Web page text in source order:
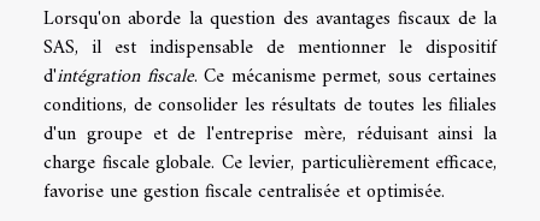
Lorsqu'on aborde la question des avantages fiscaux de la
SAS, il est indispensable de mentionner le dispositif
d'intégration fiscale. Ce mécanisme permet, sous certaines
conditions, de consolider les résultats de toutes les filiales
d'un groupe et de l'entreprise mère, réduisant ainsi la
charge fiscale globale. Ce levier, particulièrement efficace,
favorise une gestion fiscale centralisée et optimisée.